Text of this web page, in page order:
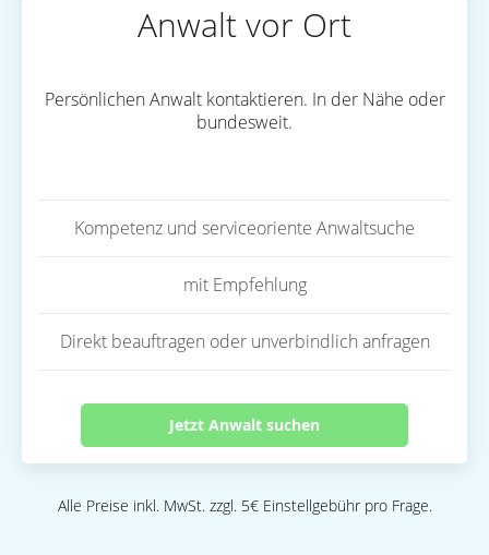
Anwalt vor Ort
Persönlichen Anwalt kontaktieren. In der Nähe oder
bundesweit.
Kompetenz und serviceoriente Anwaltsuche
mit Empfehlung
Direkt beauftragen oder unverbindlich anfragen
Jetzt Anwalt suchen
Alle Preise inkl. MwSt. zzgl. 5€ Einstellgebühr pro Frage.